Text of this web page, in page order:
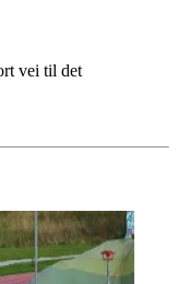
vei til det